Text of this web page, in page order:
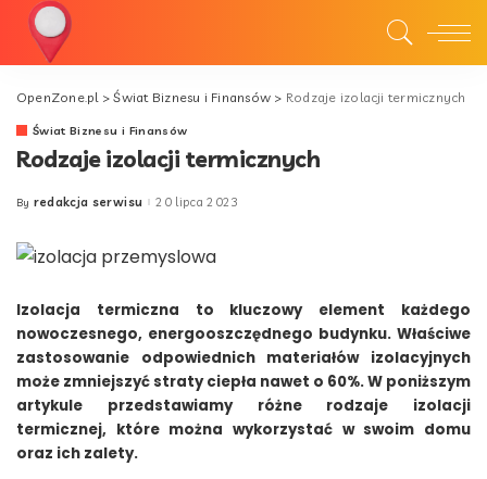
OpenZone.pl>Świat Biznesu i Finansów > Rodzaje izolacji termicznych
Świat Biznesu i Finansów
Rodzaje izolacji termicznych
Posted
By redakcja serwisu 20 lipca 2023
Izolacja termiczna to kluczowy element każdego
nowoczesnego, energooszczędnego budynku. Właściwe
zastosowanie odpowiednich materiałów izolacyjnych
może zmniejszyć straty ciepła nawet o 60%. W poniższym
artykule przedstawiamy różne rodzaje izolacji
termicznej, które można wykorzystać w swoim domu
oraz ich zalety.